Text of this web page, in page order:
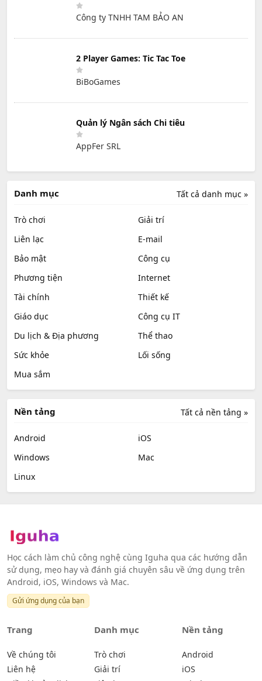
Công ty TNHH TAM BẢO AN
2 Player Games: Tic Tac Toe
BiBoGames
Quản lý Ngân sách Chi tiêu
AppFer SRL
Tất cả danh mục »
Danh mục
Trò chơi
Giải trí
Liên lạc
E-mail
Bảo mật
Công cụ
Phương tiện
Internet
Tài chính
Thiết kế
Giáo dục
Công cụ IT
Du lịch & Địa phương
Thể thao
Sức khỏe
Lối sống
Mua sắm
Tất cả nền tảng »
Nền tảng
Android
iOS
Windows
Mac
Linux
Học cách làm chủ công nghệ cùng Iguha qua các hướng dẫn
sử dụng, mẹo hay và đánh giá chuyên sâu về ứng dụng trên
Android, iOS, Windows và Mac.
Gửi ứng dụng của bạn
Trang
Về chúng tôi
Liên hệ
Danh mục
Trò chơi
Giải trí
Nền tảng
Android
iOS